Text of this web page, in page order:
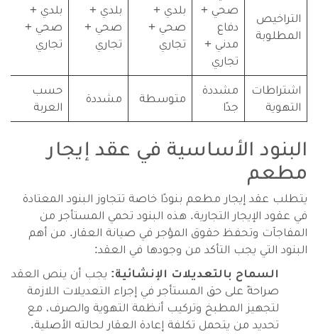
التراخيص
المطلوبة
صحي +
دفاع
مدني +
تجاري
بلدي +
صحي +
تجاري
بلدي +
صحي +
تجاري
بلدي +
صحي +
تجاري
اشتراطات
التهوية
مشددة
جدًا
متوسطة مشددة
حسب
العربة
البنود الأساسية في عقد إيجار
مطعم
يتطلب عقد إيجار مطعم بنودًا خاصة تتجاوز البنود المعتادة
في عقود الإيجار التجارية. هذه البنود تحمي المستأجر من
المفاجآت وتحفظ حقوق المؤجر في صيانة العقار. من أهم
البنود التي يجب التأكد من وجودها في العقد:
السماح بالتعديلات الإنشائية: يجب أن ينص العقد
صراحةً على حق المستأجر في إجراء التعديلات اللازمة
لتجهيز المطبخ وتركيب أنظمة التهوية والصرف، مع
تحديد من يتحمل تكلفة إعادة العقار لحالته الأصلية.